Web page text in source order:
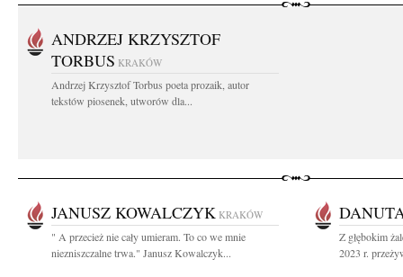
ANDRZEJ KRZYSZTOF
TORBUS KRAKÓW
Andrzej Krzysztof Torbus poeta prozaik, autor
tekstów piosenek, utworów dla...
JANUSZ KOWALCZYK KRAKÓW
" A przecież nie cały umieram. To co we mnie
niezniszczalne trwa." Janusz Kowalczyk...
Z głębokim
2023 r.